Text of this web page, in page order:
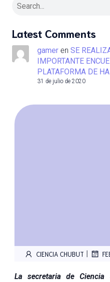
Latest Comments
gamer en SE
IMPORTANTE
PLATAFORMA DE
31 de julio de 2020
CIENCIA CHUBUT |
La secretaria de Ciencia